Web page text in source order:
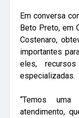
Em conversa
Beto Preto, em
Costenaro,
importantes
eles,
especializadas.
“Temos
atendimento,